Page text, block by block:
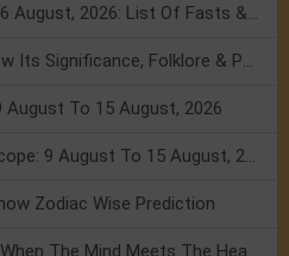
To 15 August, 2026
Zodiac Wise Prediction